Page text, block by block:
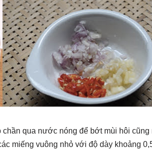
qua nước nóng để bớt mùi hôi
miếng vuông nhỏ với độ dày khoảng